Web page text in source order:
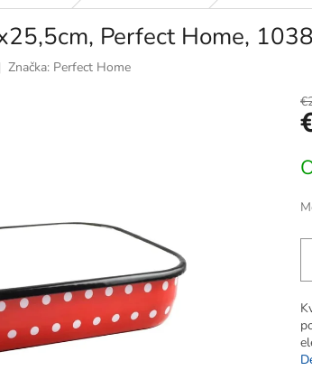
Perfect Home,
Značka: Perfect Home